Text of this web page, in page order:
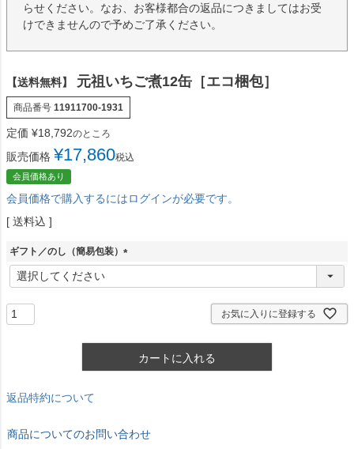
らせください。なお、お客様都合の返品につきましてはお受
けできませんので予めご了承ください。
【送料無料】 元祖いちご煮12缶［エコ梱包］
商品番号 11911700-1931
定価 ¥18,792のところ
販売価格 ¥17,860税込
会員価格あり
会員価格で購入するにはログインが必要です。
送料込
ギフト／のし（簡易包装）
(
お気に入りに登録する
カートに入れる
返品特約について
商品についてのお問い合わせ